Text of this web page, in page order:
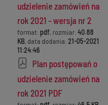
udzielenie zamówień na
rok 2021 - wersja nr 2
format: pdf, rozmiar: 40.88
KB, data dodania: 21-05-2021
11:24:46
Plan postępowań o
udzielenie zamówień na
rok 2021 PDF